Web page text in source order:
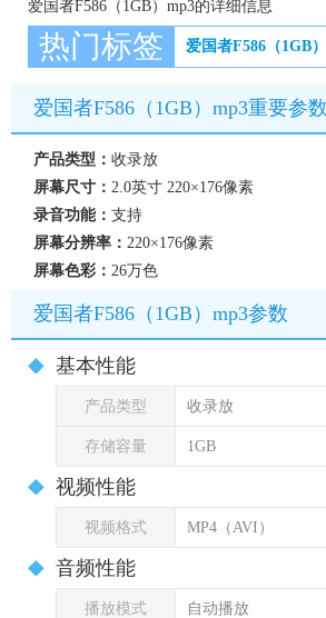
爱国者F586（1GB）mp3的详细信息
热门标签 爱国者F586（1GB）
爱国者F586（1GB）mp3重要参数
产品类型： 收录放
屏幕尺寸： 2.0英寸 220×176像素
录音功能： 支持
屏幕分辨率： 220×176像素
屏幕色彩： 26万色
爱国者F586（1GB）mp3参数
基本性能
产品类型 收录放
存储容量 1GB
视频性能
视频格式 MP4（AVI）
音频性能
播放模式 自动播放